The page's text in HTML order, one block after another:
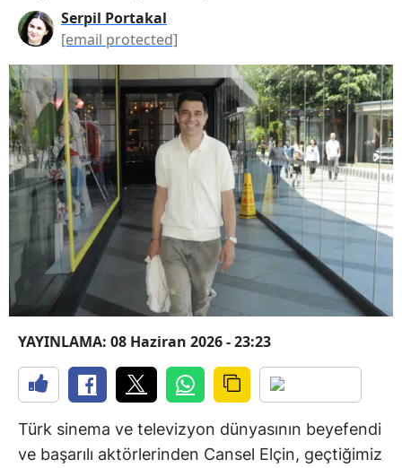
Serpil Portakal
[email protected]
YAYINLAMA: 08 Haziran 2026 - 23:23
Türk sinema ve televizyon dünyasının beyefendi
ve başarılı aktörlerinden Cansel Elçin, geçtiğimiz